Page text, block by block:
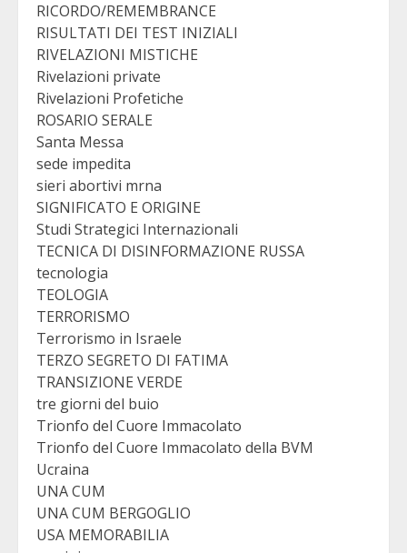
RICORDO/REMEMBRANCE
RISULTATI DEI TEST INIZIALI
RIVELAZIONI MISTICHE
Rivelazioni private
Rivelazioni Profetiche
ROSARIO SERALE
Santa Messa
sede impedita
sieri abortivi mrna
SIGNIFICATO E ORIGINE
Studi Strategici Internazionali
TECNICA DI DISINFORMAZIONE RUSSA
tecnologia
TEOLOGIA
TERRORISMO
Terrorismo in Israele
TERZO SEGRETO DI FATIMA
TRANSIZIONE VERDE
tre giorni del buio
Trionfo del Cuore Immacolato
Trionfo del Cuore Immacolato della BVM
Ucraina
UNA CUM
UNA CUM BERGOGLIO
USA MEMORABILIA